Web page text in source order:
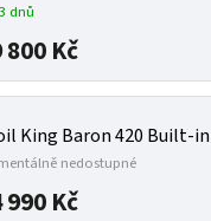
dnů
800 Kč
King Baron 420 Built-in
nedostupné
990 Kč